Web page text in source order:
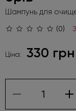
Шампунь для
(0)
Ціна: 330 грн